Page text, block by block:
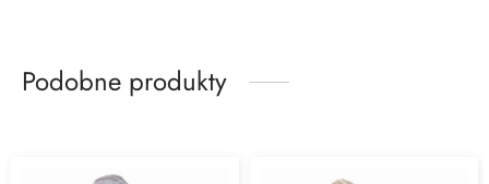
Podobne produkty